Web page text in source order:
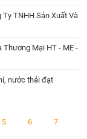
Ty TNHH Sản Xuất Và
Thương Mại HT - ME -
nước thải đạt
5 6 7